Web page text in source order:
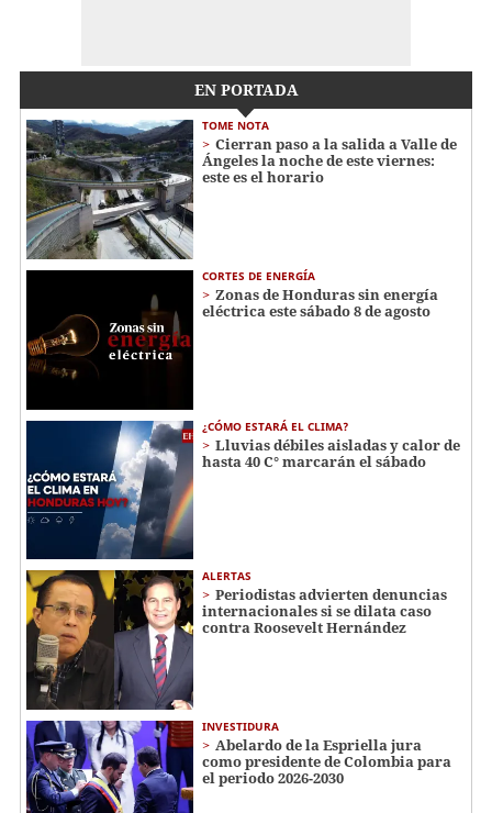
EN PORTADA
TOME NOTA
Cierran paso a la salida a Valle de
Ángeles la noche de este viernes:
este es el horario
CORTES DE ENERGÍA
Zonas de Honduras sin energía
eléctrica este sábado 8 de agosto
¿CÓMO ESTARÁ EL CLIMA?
Lluvias débiles aisladas y calor de
hasta 40 C° marcarán el sábado
ALERTAS
Periodistas advierten denuncias
internacionales si se dilata caso
contra Roosevelt Hernández
INVESTIDURA
Abelardo de la Espriella jura
como presidente de Colombia para
el periodo 2026-2030